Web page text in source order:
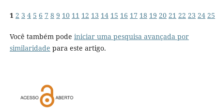
1 2 3 4 5 6 7 8 9 10 11 12 13 14 15 16 17 18 19 20 21 22 23 24 25
Você também pode iniciar uma pesquisa avançada por
similaridade para este artigo.